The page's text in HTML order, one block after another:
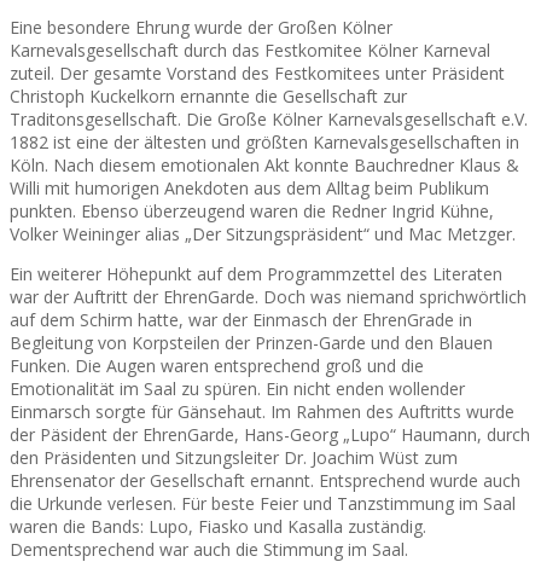
Eine besondere Ehrung wurde der Großen Kölner
Karnevalsgesellschaft durch das Festkomitee Kölner Karneval
zuteil. Der gesamte Vorstand des Festkomitees unter Präsident
Christoph Kuckelkorn ernannte die Gesellschaft zur
Traditonsgesellschaft. Die Große Kölner Karnevalsgesellschaft e.V.
1882 ist eine der ältesten und größten Karnevalsgesellschaften in
Köln. Nach diesem emotionalen Akt konnte Bauchredner Klaus &
Willi mit humorigen Anekdoten aus dem Alltag beim Publikum
punkten. Ebenso überzeugend waren die Redner Ingrid Kühne,
Volker Weininger alias „Der Sitzungspräsident“ und Mac Metzger.
Ein weiterer Höhepunkt auf dem Programmzettel des Literaten
war der Auftritt der EhrenGarde. Doch was niemand sprichwörtlich
auf dem Schirm hatte, war der Einmasch der EhrenGrade in
Begleitung von Korpsteilen der Prinzen-Garde und den Blauen
Funken. Die Augen waren entsprechend groß und die
Emotionalität im Saal zu spüren. Ein nicht enden wollender
Einmarsch sorgte für Gänsehaut. Im Rahmen des Auftritts wurde
der Päsident der EhrenGarde, Hans-Georg „Lupo“ Haumann, durch
den Präsidenten und Sitzungsleiter Dr. Joachim Wüst zum
Ehrensenator der Gesellschaft ernannt. Entsprechend wurde auch
die Urkunde verlesen. Für beste Feier und Tanzstimmung im Saal
waren die Bands: Lupo, Fiasko und Kasalla zuständig.
Dementsprechend war auch die Stimmung im Saal.